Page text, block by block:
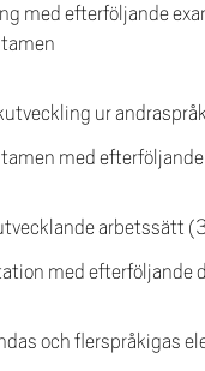
med efterföljande
ur
med
arbetssätt
med efterföljande
och flerspråkigas